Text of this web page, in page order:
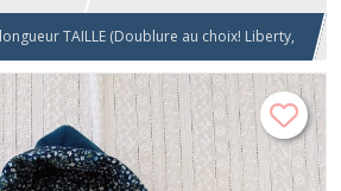
TAILLE (Doublure au choix! Liberty,